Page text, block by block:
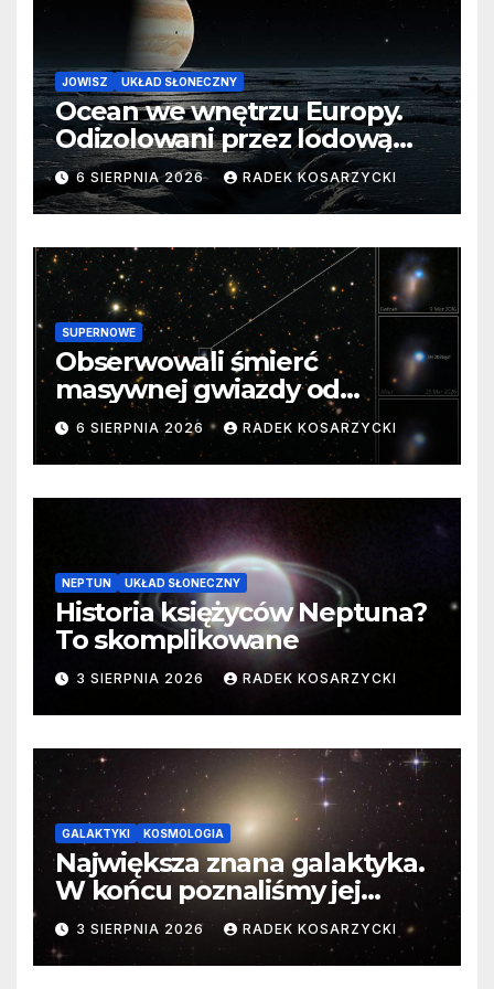
JOWISZ UKŁAD SŁONECZNY
Ocean we wnętrzu Europy.
Odizolowani przez lodową
barierę
6 SIERPNIA 2026 RADEK KOSARZYCKI
SUPERNOWE
Obserwowali śmierć
masywnej gwiazdy od
samego początku. Niezwykle
cenne dane
6 SIERPNIA 2026 RADEK KOSARZYCKI
NEPTUN UKŁAD SŁONECZNY
Historia księżyców Neptuna?
To skomplikowane
3 SIERPNIA 2026 RADEK KOSARZYCKI
GALAKTYKI KOSMOLOGIA
Największa znana galaktyka.
W końcu poznaliśmy jej
faktyczne wymiary
3 SIERPNIA 2026 RADEK KOSARZYCKI